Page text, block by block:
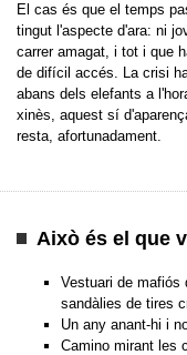
El cas és que el temps
tingut l'aspecte d'ara: ni
carrer amagat, i tot i que
de difícil accés. La crisi
abans dels elefants a
xinès, aquest sí
resta, afortunadament.
Això és el que
Vestuari de mafiós
sandàlies de tires
Un any anant-hi i
Camino mirant les